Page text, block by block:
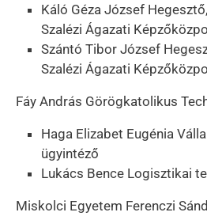
Káló Géza József
Szalézi Ágazati
Szántó Tibor József
Szalézi Ágazati
Fáy András Görögkatolikus
Haga Elizabet Eugénia
ügyintéző
Lukács Bence Logisztikai
Miskolci Egyetem Ferenczi